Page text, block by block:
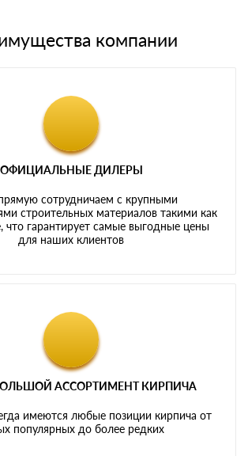
компании
ОФИЦИАЛЬНЫЕ ДИЛЕРЫ
сотрудничаем с крупными
строительных материалов такими как
что гарантирует самые выгодные цены
для наших клиентов
АССОРТИМЕНТ КИРПИЧА
имеются любые позиции кирпича от
популярных до более редких